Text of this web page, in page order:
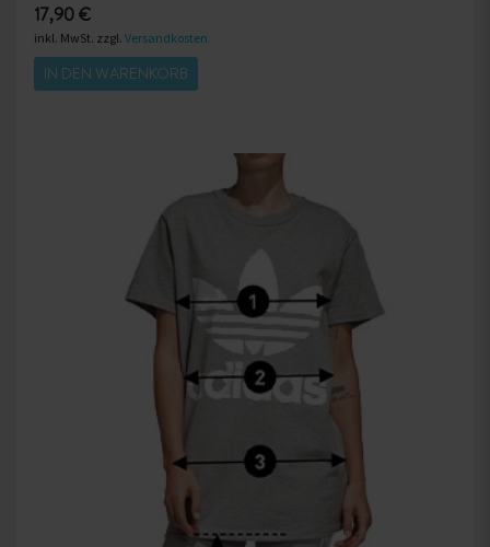
17,90 €
inkl. MwSt. zzgl. Versandkosten
IN DEN WARENKORB